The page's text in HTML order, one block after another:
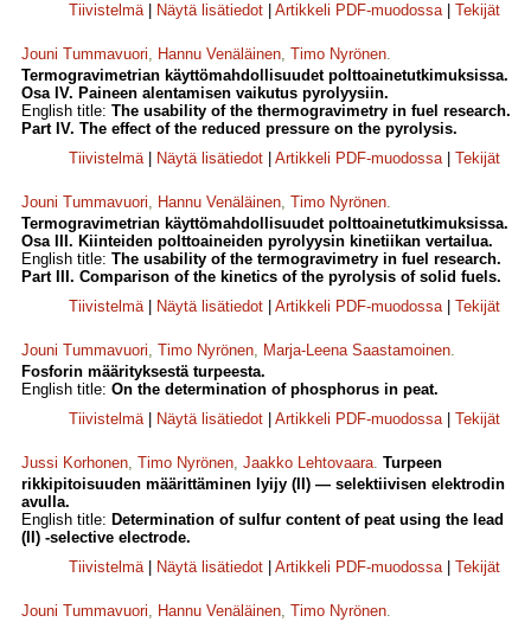
Tiivistelmä| Näytä lisätiedot Artikkeli PDF-muodossa| Tekijät
Jouni Tummavuori, Hannu Venäläinen, Timo Nyrönen.
Termogravimetrian käyttömahdollisuudet polttoainetutkimuksissa.
Osa IV. Paineen alentamisen vaikutus pyrolyysiin.
English title: The usability of the thermogravimetry in fuel research.
Part IV. The effect of the reduced pressure on the pyrolysis.
Tiivistelmä| Näytä lisätiedot Artikkeli PDF-muodossa| Tekijät
Jouni Tummavuori, Hannu Venäläinen, Timo Nyrönen.
Termogravimetrian käyttömahdollisuudet polttoainetutkimuksissa.
Osa III. Kiinteiden polttoaineiden pyrolyysin kinetiikan vertailua.
English title: The usability of the termogravimetry in fuel research.
Part III. Comparison of the kinetics of the pyrolysis of solid fuels.
Tiivistelmä| Näytä lisätiedot Artikkeli PDF-muodossa| Tekijät
Jouni Tummavuori, Timo Nyrönen, Marja-Leena Saastamoinen.
Fosforin määrityksestä turpeesta.
English title: On the determination of phosphorus in peat.
Tiivistelmä| Näytä lisätiedot Artikkeli PDF-muodossa| Tekijät
Jussi Korhonen, Timo Nyrönen, Jaakko Lehtovaara. Turpeen
rikkipitoisuuden määrittäminen lyijy (II) — selektiivisen elektrodin
avulla.
English title: Determination of sulfur content of peat using the lead
(II) -selective electrode.
Tiivistelmä| Näytä lisätiedot Artikkeli PDF-muodossa| Tekijät
Jouni Tummavuori, Hannu Venäläinen, Timo Nyrönen.